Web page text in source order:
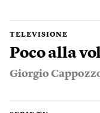
TELEVISIONE
Poco alla
Giorgio